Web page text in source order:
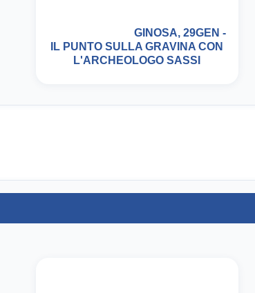
GINOSA, 29GEN -
IL PUNTO SULLA GRAVINA CON
L'ARCHEOLOGO SASSI